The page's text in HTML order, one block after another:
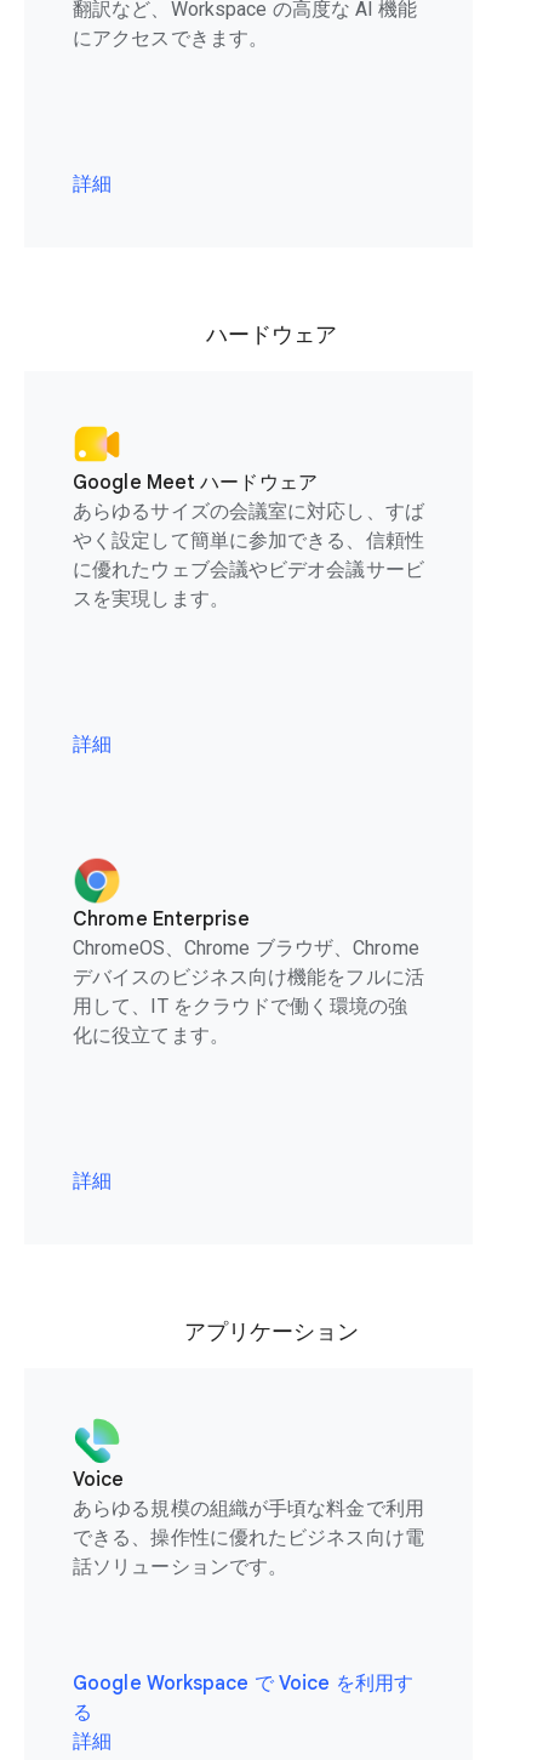
翻訳など、Workspace の高度な AI 機能
にアクセスできます。
詳細
ハードウェア
Google Meet ハードウェア
あらゆるサイズの会議室に対応し、すば
やく設定して簡単に参加できる、信頼性
に優れたウェブ会議やビデオ会議サービ
スを実現します。
詳細
Chrome Enterprise
ChromeOS、Chrome ブラウザ、Chrome
デバイスのビジネス向け機能をフルに活
用して、IT をクラウドで働く環境の強
化に役立てます。
詳細
アプリケーション
Voice
あらゆる規模の組織が手頃な料金で利用
できる、操作性に優れたビジネス向け電
話ソリューションです。
Google Workspace で Voice を利用す
る
詳細